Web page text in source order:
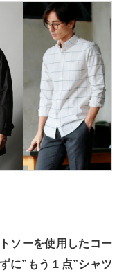
ソーを使用したコー
に”もう１点”シャツ